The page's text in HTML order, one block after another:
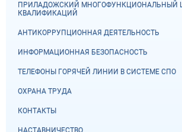
ПРИЛАДОЖСКИЙ МНОГОФУНКЦИОНАЛЬНЫЙ
КВАЛИФИКАЦИЙ
АНТИКОРРУПЦИОННАЯ ДЕЯТЕЛЬНОСТЬ
ИНФОРМАЦИОННАЯ БЕЗОПАСНОСТЬ
ТЕЛЕФОНЫ ГОРЯЧЕЙ ЛИНИИ В СИСТЕМЕ СПО
ОХРАНА ТРУДА
КОНТАКТЫ
НАСТАВНИЧЕСТВО